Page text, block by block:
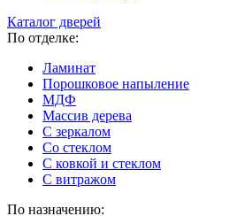
Каталог дверей
По отделке:
Ламинат
Порошковое напыление
МДФ
Массив дерева
С зеркалом
Со стеклом
С ковкой и стеклом
С витражом
По назначению: